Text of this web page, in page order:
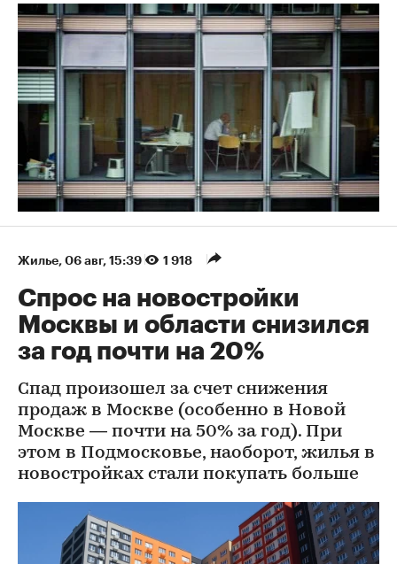
Жилье⁠, 06 авг, 15:39 1 918
Спрос на новостройки
Москвы и области снизился
за год почти на 20%
Спад произошел за счет снижения
продаж в Москве (особенно в Новой
Москве — почти на 50% за год). При
этом в Подмосковье, наоборот, жилья в
новостройках стали покупать больше